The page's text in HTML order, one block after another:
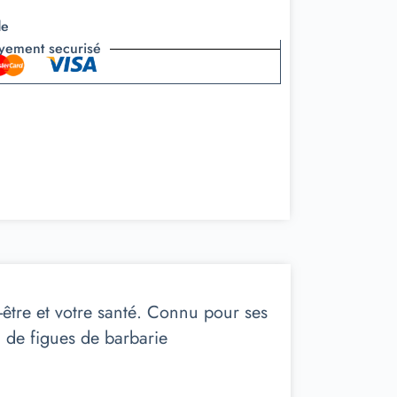
securisé
et votre santé. Connu pour ses
figues de barbarie